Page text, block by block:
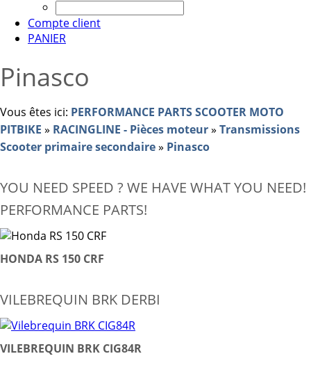
Compte client
PANIER
Pinasco
Vous êtes ici: PERFORMANCE PARTS SCOOTER MOTO
PITBIKE » RACINGLINE - Pièces moteur» Transmissions
Scooter primaire secondaire» Pinasco
YOU NEED SPEED ? WE HAVE WHAT YOU NEED!
PERFORMANCE PARTS!
HONDA RS 150 CRF
VILEBREQUIN BRK DERBI
VILEBREQUIN BRK CIG84R